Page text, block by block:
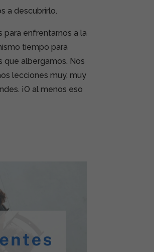
a descubrirlo.
para enfrentarnos a la
tiempo para
que albergamos. Nos
lecciones muy, muy
¡O al menos eso